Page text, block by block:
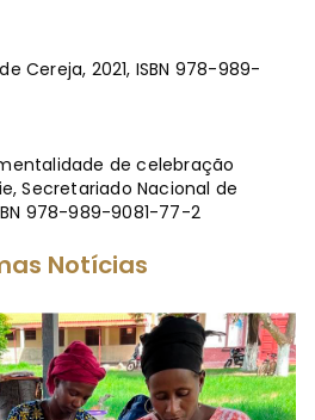
Cereja, 2021, ISBN 978-989-
de celebração
Secretariado Nacional de
978-989-9081-77-2
Notícias